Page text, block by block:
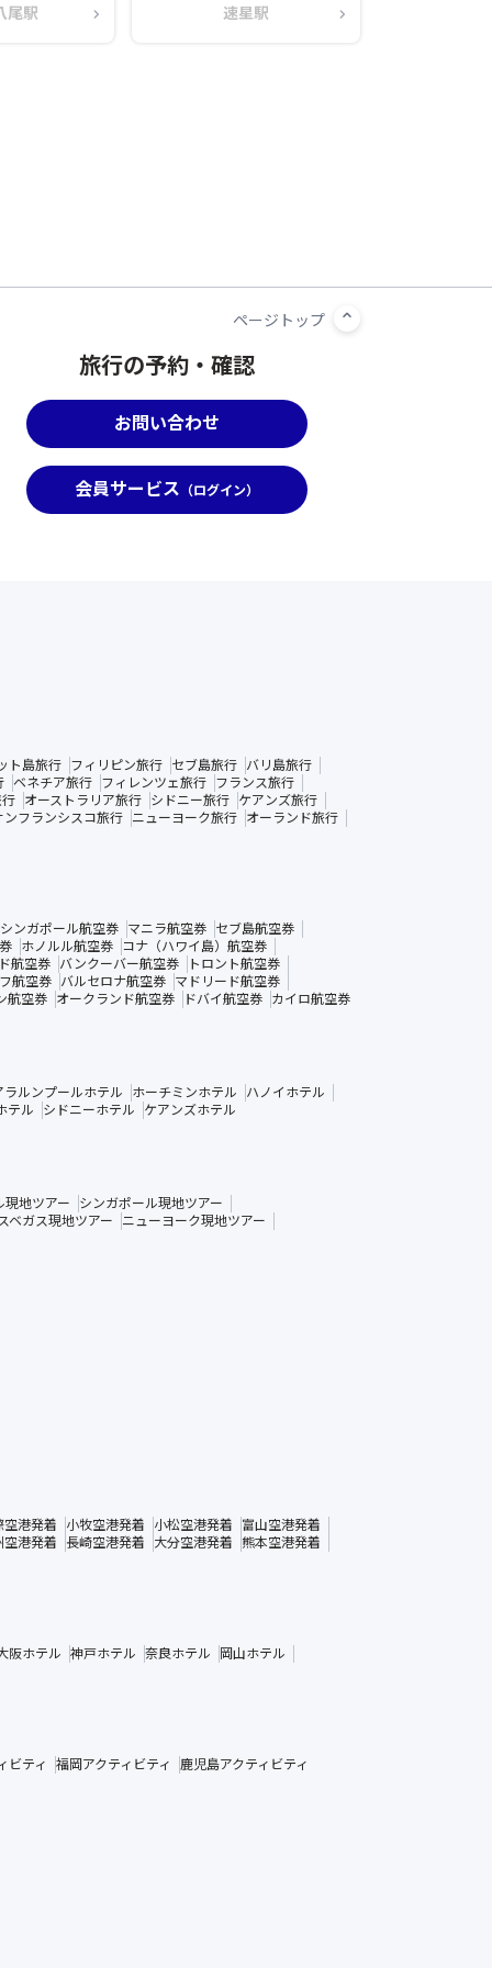
尾駅 速星駅
旅行の予約・確認
お問い合わせ
会員サービス （ログイン）
ト島旅行 フィリピン旅行 セブ島旅行
バリ島旅行
ベネチア旅行 フィレンツェ旅行
フランス旅行
行 オーストラリア旅行 シドニー旅行
ケアンズ旅行
ンフランシスコ旅行 ニューヨーク旅行
オーランド旅行
シンガポール航空券 マニラ航空券
セブ島航空券
ホノルル航空券
コナ（ハワイ島）航空券
航空券 バンクーバー航空券
トロント航空券
航空券 バルセロナ航空券
マドリード航空券
航空券 オークランド航空券 ドバイ航空券 カイロ航空券
ラルンプールホテル ホーチミンホテル
ハノイホテル
テル シドニーホテル ケアンズホテル
現地ツアー
シンガポール現地ツアー
ベガス現地ツアー
ニューヨーク現地ツアー
空港発着 小牧空港発着 小松空港発着
富山空港発着
空港発着 長崎空港発着 大分空港発着
熊本空港発着
阪ホテル 神戸ホテル 奈良ホテル
岡山ホテル
ビティ 福岡アクティビティ 鹿児島アクティビティ